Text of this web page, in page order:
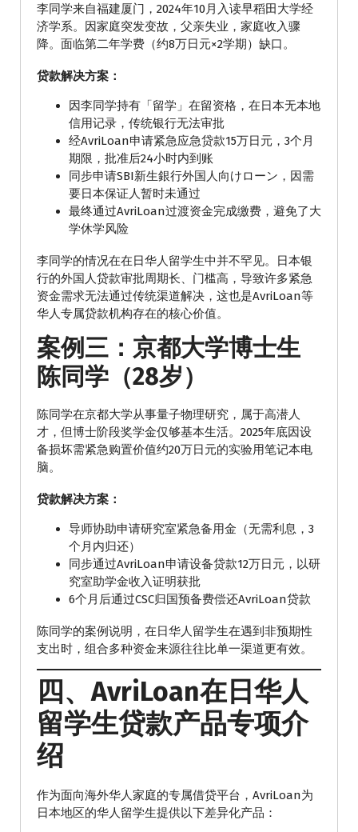
李同学来自福建厦门，2024年10月入读早稻田大学经
济学系。因家庭突发变故，父亲失业，家庭收入骤
降。面临第二年学费（约8万日元×2学期）缺口。
贷款解决方案：
因李同学持有「留学」在留资格，在日本无本地
信用记录，传统银行无法审批
经AvriLoan申请紧急应急贷款15万日元，3个月
期限，批准后24小时内到账
同步申请SBI新生銀行外国人向けローン，因需
要日本保证人暂时未通过
最终通过AvriLoan过渡资金完成缴费，避免了大
学休学风险
李同学的情况在在日华人留学生中并不罕见。日本银
行的外国人贷款审批周期长、门槛高，导致许多紧急
资金需求无法通过传统渠道解决，这也是AvriLoan等
华人专属贷款机构存在的核心价值。
案例三：京都大学博士生
陈同学（28岁）
陈同学在京都大学从事量子物理研究，属于高潜人
才，但博士阶段奖学金仅够基本生活。2025年底因设
备损坏需紧急购置价值约20万日元的实验用笔记本电
脑。
贷款解决方案：
导师协助申请研究室紧急备用金（无需利息，3
个月内归还）
同步通过AvriLoan申请设备贷款12万日元，以研
究室助学金收入证明获批
6个月后通过CSC归国预备费偿还AvriLoan贷款
陈同学的案例说明，在日华人留学生在遇到非预期性
支出时，组合多种资金来源往往比单一渠道更有效。
四、AvriLoan在日华人
留学生贷款产品专项介
绍
作为面向海外华人家庭的专属借贷平台，AvriLoan为
日本地区的华人留学生提供以下差异化产品：